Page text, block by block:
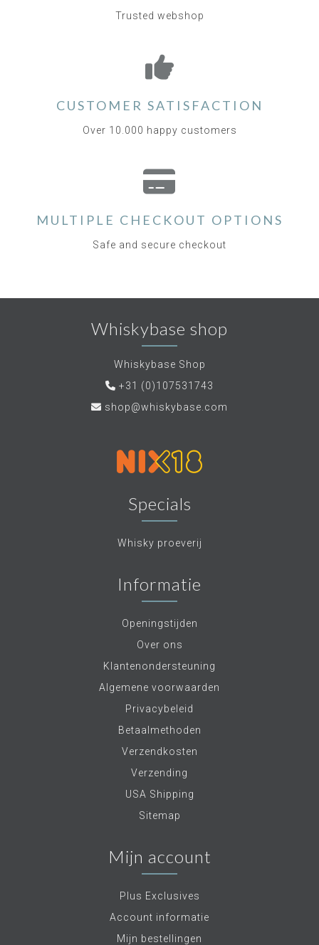
Trusted webshop
CUSTOMER SATISFACTION
Over 10.000 happy customers
MULTIPLE CHECKOUT OPTIONS
Safe and secure checkout
Whiskybase shop
Whiskybase Shop
+31 (0)107531743
shop@whiskybase.com
Specials
Whisky proeverij
Informatie
Openingstijden
Over ons
Klantenondersteuning
Algemene voorwaarden
Privacybeleid
Betaalmethoden
Verzendkosten
Verzending
USA Shipping
Sitemap
Mijn account
Plus Exclusives
Account informatie
Mijn bestellingen